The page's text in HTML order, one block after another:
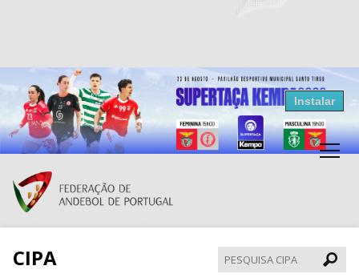
Resultados Andebol
Federação de Andebol de Portugal
Grátis - Disponivel na Play Store
Instalar
CIPA
CIPA